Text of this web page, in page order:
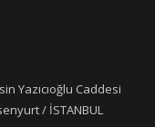
Yazıcıoğlu Caddesi
/ İSTANBUL